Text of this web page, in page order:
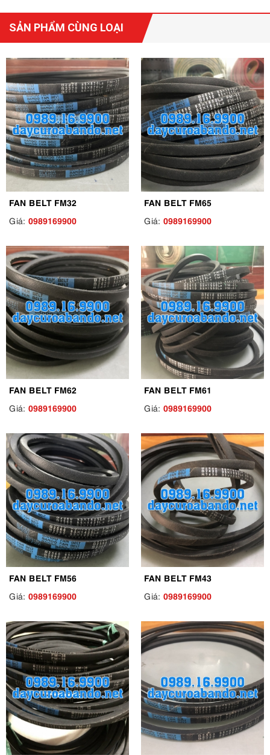
SẢN PHẨM CÙNG LOẠI
FAN BELT FM32
Giá: 0989169900
FAN BELT FM65
Giá: 0989169900
FAN BELT FM62
Giá: 0989169900
FAN BELT FM61
Giá: 0989169900
FAN BELT FM56
Giá: 0989169900
FAN BELT FM43
Giá: 0989169900